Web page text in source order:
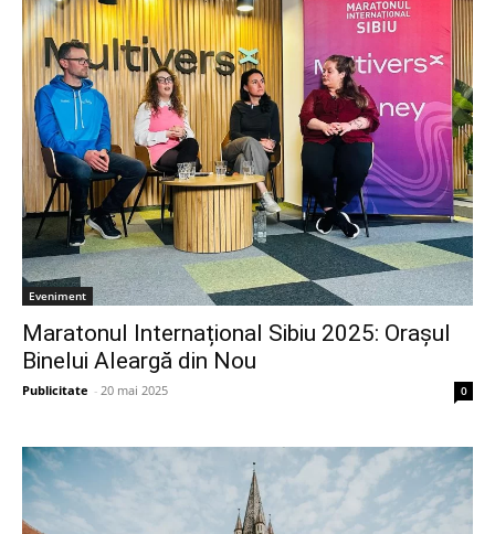
Eveniment
Maratonul Internațional Sibiu 2025: Orașul
Binelui Aleargă din Nou
Publicitate - 20 mai 2025 0